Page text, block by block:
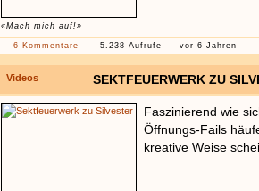
«Mach mich auf!»
6 Kommentare 5.238 Aufrufe vor 6 Jahren
Videos SEKTFEUERWERK ZU
Faszinierend wie
Öffnungs-Fails
kreative Weise